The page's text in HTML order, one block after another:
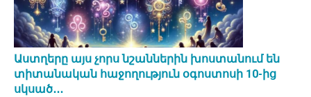
Աստղերը այս չորս նշաններին խոստանում են
տիտանական հաջողություն օգոստոսի 10-ից
սկսած․․․